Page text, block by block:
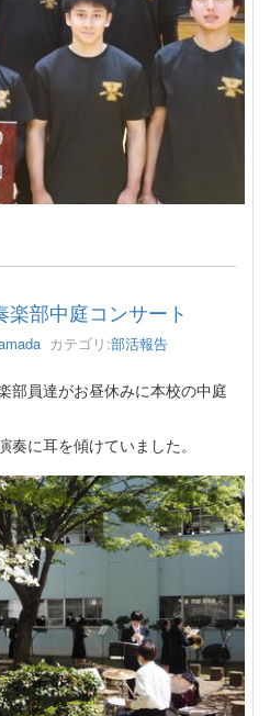
楽部中庭コンサート
カテゴリ:部活報告
部員達がお昼休みに本校の中庭
に耳を傾けていました。